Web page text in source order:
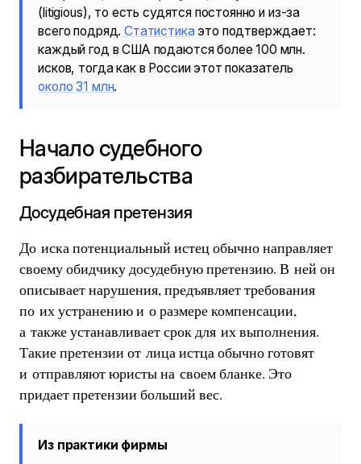
(litigious), то есть судятся постоянно и из-за
всего подряд.Статистика это подтверждает:
каждый год в США подаются более 100 млн.
исков, тогда как в России этот показатель
около 31 млн.
Начало судебного
разбирательства
Досудебная претензия
До иска потенциальный истец обычно направляет
своему обидчику досудебную претензию. В ней он
описывает нарушения, предъявляет требования
по их устранению и о размере компенсации,
а также устанавливает срок для их выполнения.
Такие претензии от лица истца обычно готовят
и отправляют юристы на своем бланке. Это
придает претензии больший вес.
Из практики фирмы